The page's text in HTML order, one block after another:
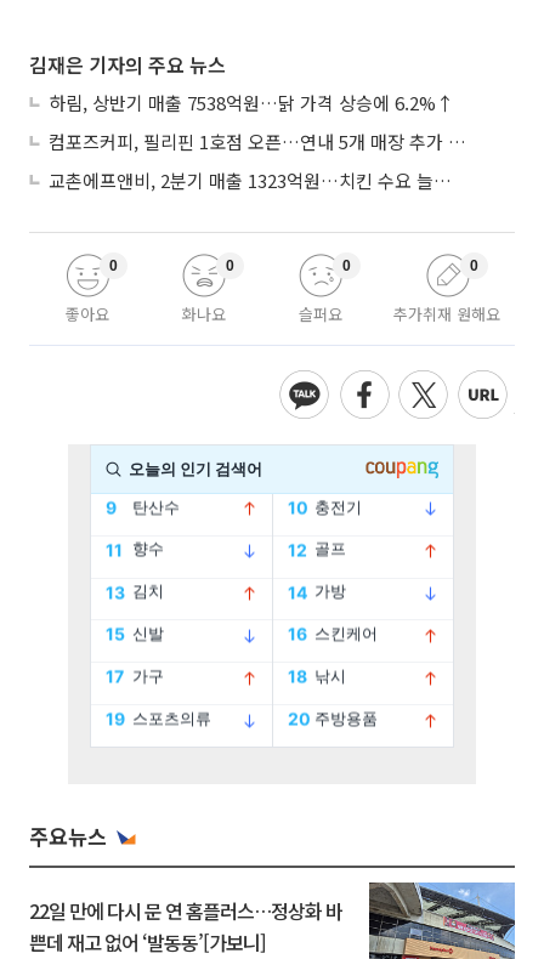
김재은 기자의 주요 뉴스
하림, 상반기 매출 7538억원…닭 가격 상승에 6.2%↑
컴포즈커피, 필리핀 1호점 오픈…연내 5개 매장 추가 출점
교촌에프앤비, 2분기 매출 1323억원…치킨 수요 늘며 4.9%↑
좋아요
0
화나요
0
슬퍼요
0
추가취재 원해요
0
주요뉴스
22일 만에 다시 문 연 홈플러스…정상화 바
쁜데 재고 없어 ‘발동동’[가보니]